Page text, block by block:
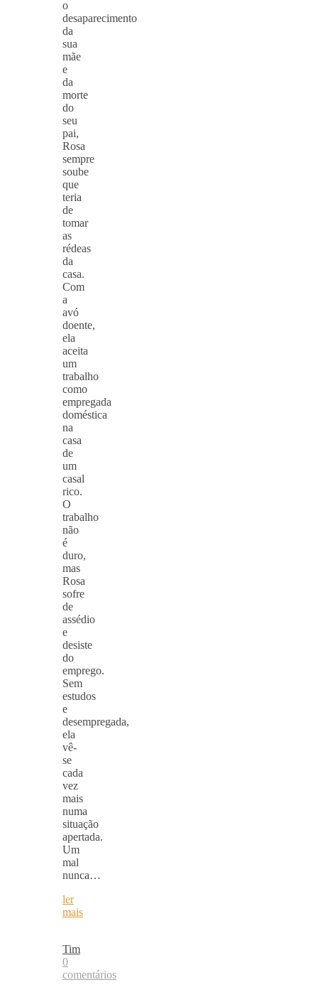
o
desaparecimento
da
sua
mãe
e
da
morte
do
seu
pai,
Rosa
sempre
soube
que
teria
de
tomar
as
rédeas
da
casa.
Com
a
avó
doente,
ela
aceita
um
trabalho
como
empregada
doméstica
na
casa
de
um
casal
rico.
O
trabalho
não
é
duro,
mas
Rosa
sofre
de
assédio
e
desiste
do
emprego.
Sem
estudos
e
desempregada,
ela
vê-
se
cada
vez
mais
numa
situação
apertada.
Um
mal
nunca…
ler
mais
Tim
0
comentários